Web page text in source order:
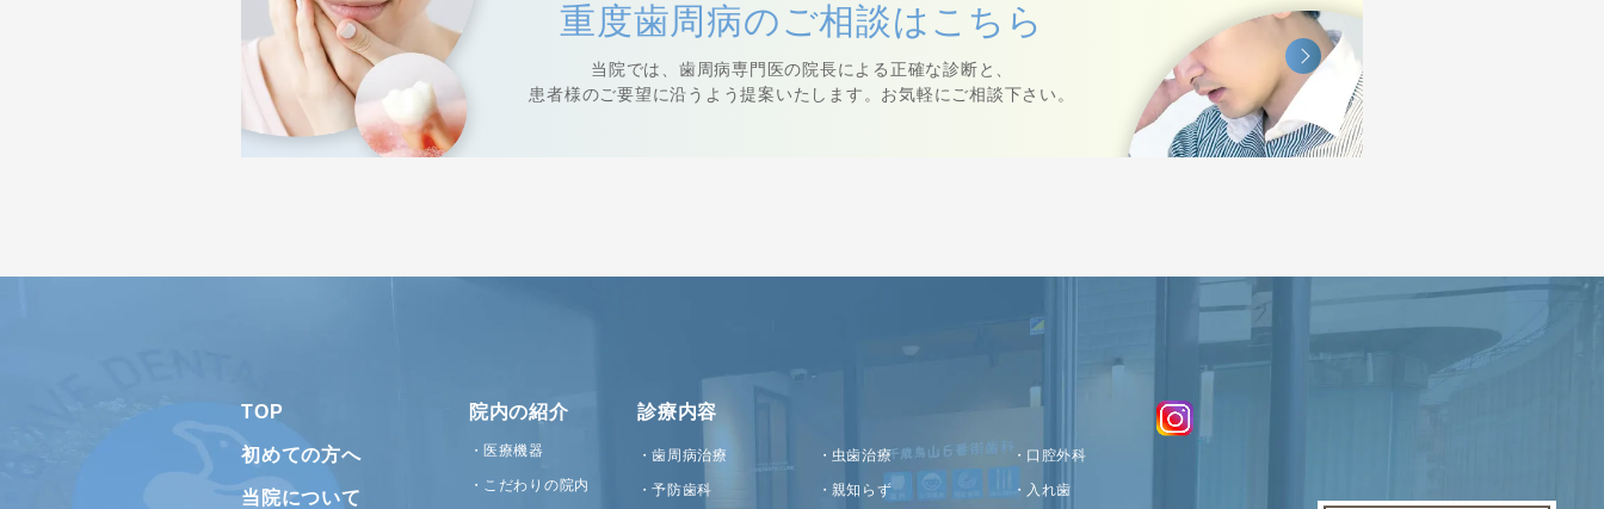
重度歯周病のご相談はこちら
当院では、⻭周病専⾨医の院⻑による正確な診断と、
患者様のご要望に沿うよう提案いたします。 お気軽にご相談下さい。
TOP
初めての方へ
当院について
院内の紹介
医療機器
こだわりの院内
診療内容
歯周病治療
予防歯科
虫歯治療
親知らず
口腔外科
入れ歯